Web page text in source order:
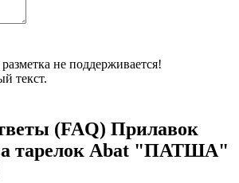
не поддерживается!
текст.
(FAQ) Прилавок
тарелок Abat "ПАТША"